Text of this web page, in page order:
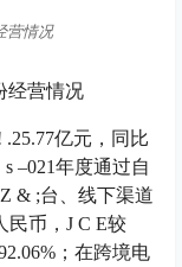
营情况
经营情况
.25.77亿元，同比
s –021年度通过自
& ;台、线下渠道
币， J C E较
；在跨境电